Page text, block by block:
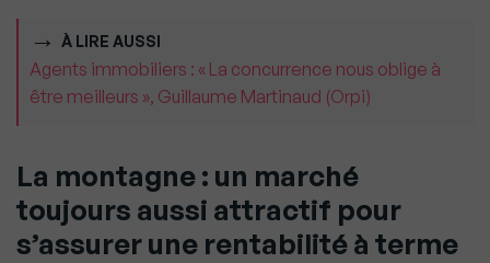
À LIRE AUSSI
Agents immobiliers : « La concurrence nous oblige à
être meilleurs », Guillaume Martinaud (Orpi)
La montagne : un marché
toujours aussi attractif pour
s’assurer une rentabilité à terme